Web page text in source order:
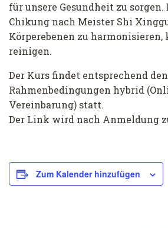
für unsere Gesundheit zu sorgen.
Chikung nach Meister Shi
Körperebenen zu
reinigen.
Der Kurs findet entsprechend den
Rahmenbedingungen hybrid
Vereinbarung) statt.
Der Link wird nach Anmeldung
Zum Kalender hinzufügen